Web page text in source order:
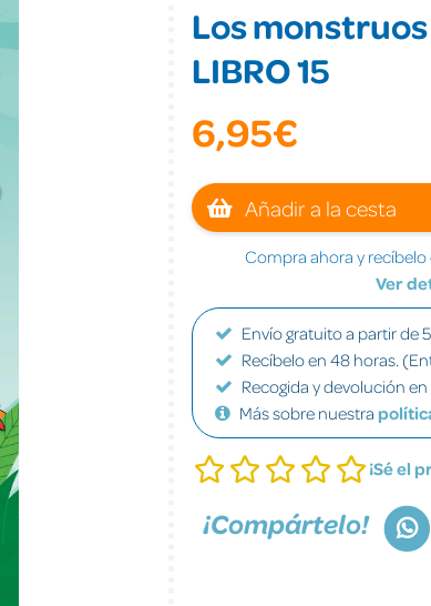
Los
LIBRO 15
6,95€
Añadir a la cesta
Compra ahora y recíbelo
Ver
Envío gratuito a partir de
Recíbelo en 48 horas.
Recogida y devolución en
Más sobre nuestra
¡Sé el
¡Compártelo!